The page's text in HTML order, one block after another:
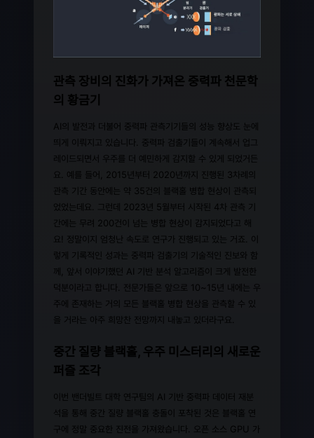
관측 장비의 진화가 가져온 중력파 천문학
의 황금기
AI의 발전과 더불어 중력파 관측기기들의 성능 향상도 눈에
띄게 이뤄지고 있습니다. 중력파 검출기들이 계속해서 업그
레이드되면서 우주를 더 예민하게 감지할 수 있게 되었거든
요. 예를 들어, 2015년부터 2020년까지 진행된 3차례의
관측 기간 동안에는 약 35건의 블랙홀 병합 현상이 관측되
었었는데요. 그런데 2023년 5월부터 시작된 4차 관측 기
간에는 무려 200건이 넘는 병합 현상이 감지되었다고 해
요! 정말이지 엄청난 속도로 연구가 진행되고 있는 거죠. 이
렇게 기록적인 성과는 중력파 검출기의 기술적인 진보와 함
께, 앞서 이야기했던 AI 기반 분석 알고리즘이 크게 발전한
덕분이라고 합니다. 전문가들은 앞으로 10~15년 내에는 우
주에 존재하는 거의 모든 블랙홀 병합 현상을 관측할 수 있
을 거라는 아주 희망찬 전망까지 내놓고 있더라구요.
중간 질량 블랙홀, 우주 미스터리의 새로운
퍼즐 조각
이번 밴더빌트 대학 연구팀의 AI 기반 중력파 데이터 재분
석을 통해 중간 질량 블랙홀 충돌이 포착된 것은 블랙홀 연
구에 정말 중요한 진전을 가져왔습니다. 오픈 소스 GPU 가